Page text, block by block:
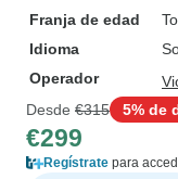
Franja de edad
Idioma
Operador
Desde €315 5% de
€299
Regístrate para